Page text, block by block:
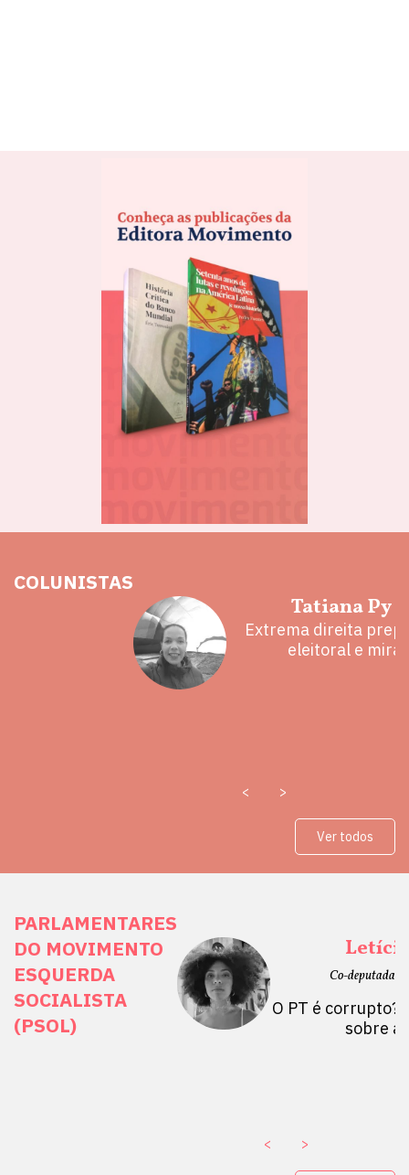
COLUNISTAS
Tatiana Py
Extrema direita
eleitoral e mira
< >
Ver todos
PARLAMENTARES
DO MOVIMENTO
ESQUERDA
SOCIALISTA
(PSOL)
Direitos
do Sul, SP)
Mulheres por +
Público abre
Co-deputada
O PT é corrupto?
sobre a
< >